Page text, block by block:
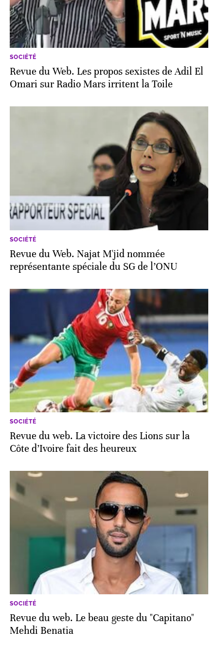
SOCIÉTÉ
Revue du Web. Les propos sexistes de Adil El
Omari sur Radio Mars irritent la Toile
SOCIÉTÉ
Revue du Web. Najat M'jid nommée
représentante spéciale du SG de l’ONU
SOCIÉTÉ
Revue du web. La victoire des Lions sur la
Côte d’Ivoire fait des heureux
SOCIÉTÉ
Revue du web. Le beau geste du "Capitano"
Mehdi Benatia